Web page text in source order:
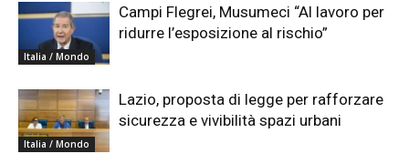
Italia / Mondo
Campi Flegrei, Musumeci “Al lavoro per
ridurre l’esposizione al rischio”
Italia / Mondo
Lazio, proposta di legge per rafforzare
sicurezza e vivibilità spazi urbani